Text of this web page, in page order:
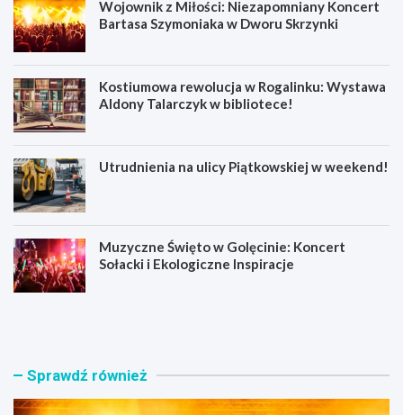
n
a
t
o
r
a
c
Wojownik z Miłości: Niezapomniany Koncert
Bartasa Szymoniaka w Dworu Skrzynki
Kostiumowa rewolucja w Rogalinku: Wystawa
Aldony Talarczyk w bibliotece!
Utrudnienia na ulicy Piątkowskiej w weekend!
Muzyczne Święto w Golęcinie: Koncert
Sołacki i Ekologiczne Inspiracje
W
n
k
K
u
o
Sprawdź również